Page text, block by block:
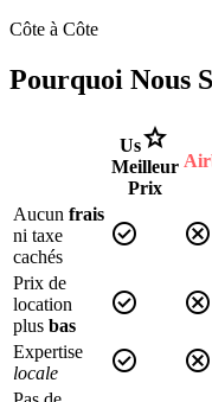
Côte à Côte
Pourquoi Nous
Usstar
Meilleur
Prix
Aucun frais
ni taxe
cachés
check_circle cancel
Prix de
location
plus bas
check_circle cancel
Expertise
locale
check_circle cancel